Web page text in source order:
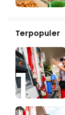
Terpopuler